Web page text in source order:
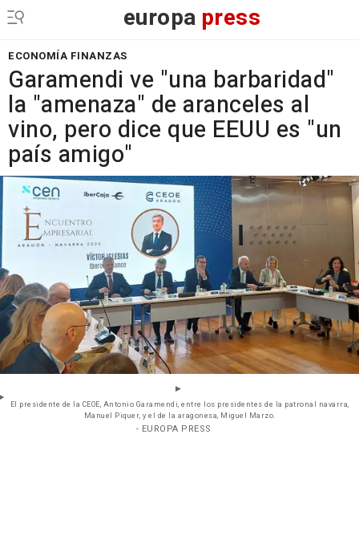
europa press
ECONOMÍA FINANZAS
Garamendi ve "una barbaridad"
la "amenaza" de aranceles al
vino, pero dice que EEUU es "un
país amigo"
El presidente de la CEOE, Antonio Garamendi, entre los presidentes de la patronal navarra,
Manuel Piquer, y el de la aragonesa, Miguel Marzo.
- EUROPA PRESS